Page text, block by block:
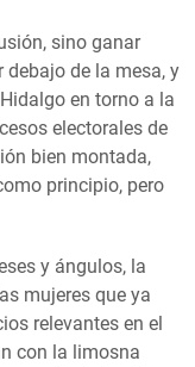
sino ganar
debajo de la mesa, y
en torno a la
electorales de
bien montada,
principio, pero
y ángulos, la
mujeres que ya
relevantes en el
con la limosna